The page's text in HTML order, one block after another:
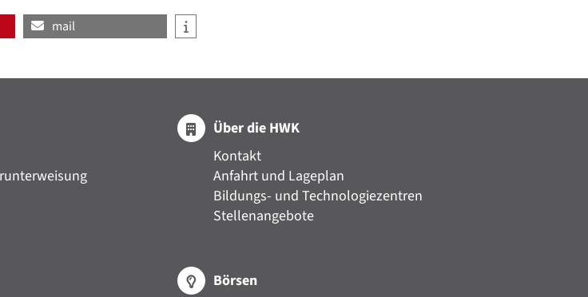
mail
Über die HWK
Kontakt
Anfahrt und Lageplan
Bildungs- und Technologiezentren
Stellenangebote
Börsen